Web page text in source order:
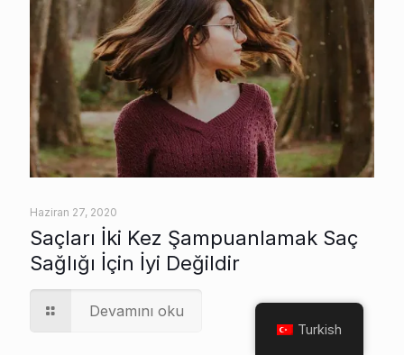
Haziran 27, 2020
Saçları İki Kez Şampuanlamak Saç
Sağlığı İçin İyi Değildir
Devamını oku
Turkish